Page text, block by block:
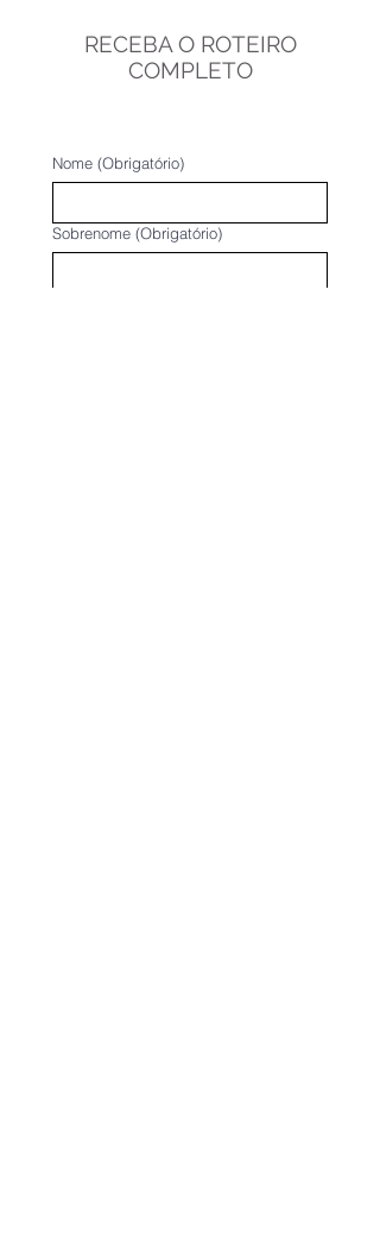
RECEBA O ROTEIRO
COMPLETO
Nome (Obrigatório)
Sobrenome (Obrigatório)